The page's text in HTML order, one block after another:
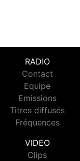
RADIO
Contact
Equipe
Emissions
Titres diffusés
Fréquences
VIDEO
Clips